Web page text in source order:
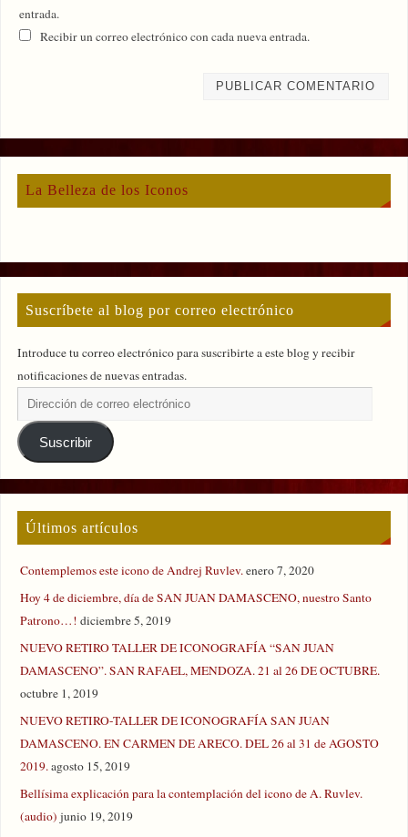
entrada.
Recibir un correo electrónico con cada nueva entrada.
La Belleza de los Iconos
Suscríbete al blog por correo electrónico
Introduce tu correo electrónico para suscribirte a este blog y recibir
notificaciones de nuevas entradas.
Suscribir
Últimos artículos
Contemplemos este icono de Andrej Ruvlev.enero 7, 2020
Hoy 4 de diciembre, día de SAN JUAN DAMASCENO, nuestro Santo
Patrono…! diciembre 5, 2019
NUEVO RETIRO TALLER DE ICONOGRAFÍA “SAN JUAN
DAMASCENO”. SAN RAFAEL, MENDOZA. 21 al 26 DE OCTUBRE.
octubre 1, 2019
NUEVO RETIRO-TALLER DE ICONOGRAFÍA SAN JUAN
DAMASCENO. EN CARMEN DE ARECO. DEL 26 al 31 de AGOSTO
2019.agosto 15, 2019
Bellísima explicación para la contemplación del icono de A. Ruvlev.
(audio) junio 19, 2019